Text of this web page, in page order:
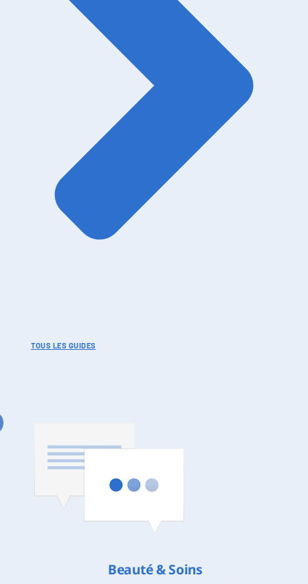
TOUS LES GUIDES
Beauté & Soins